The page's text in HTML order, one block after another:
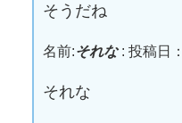
そうだね
名前:それな: 投稿日
それな